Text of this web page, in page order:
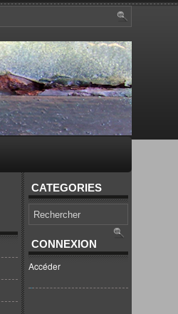
CATEGORIES
CONNEXION
Accéder